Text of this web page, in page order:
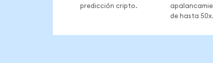
predicción cripto.
de hasta 50x.